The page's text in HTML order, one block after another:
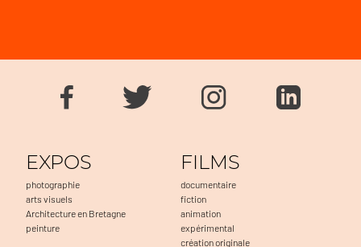
EXPOS
photographie
arts visuels
Architecture en Bretagne
peinture
FILMS
documentaire
fiction
animation
expérimental
création originale